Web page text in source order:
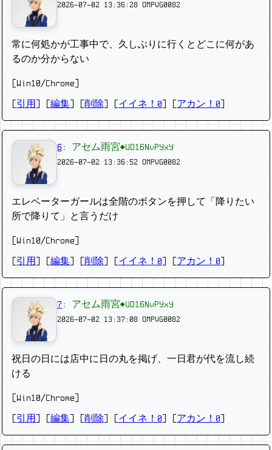
2026-07-02 13:36:28 OMPVG0082
常に何処かが工事中で、久しぶりに行くとどこに何があ
るのか分からない
[Win10/Chrome]
引用 編集 削除 イイネ！0 アカン！0
6 : アセム雨宮◆UD16NvPYxY
2026-07-02 13:36:52 OMPVG0082
エレベーターガールは全階のボタンを押して「降りたい
所で降りて」と言うだけ
[Win10/Chrome]
引用 編集 削除 イイネ！0 アカン！0
7 : アセム雨宮◆UD16NvPYxY
2026-07-02 13:37:08 OMPVG0082
祝日の日には店中に日の丸を掲げ、一日君が代を流し続
ける
[Win10/Chrome]
引用 編集 削除 イイネ！0 アカン！0